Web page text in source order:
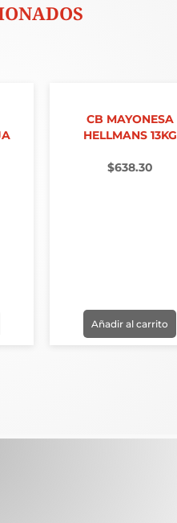
CB MAYONESA
HELLMANS 13KG
$638.30
Añadir al carrito